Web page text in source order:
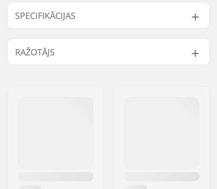
SPECIFIKĀCIJAS
Height x Width x
Depth:
42 x 27 x 12 cm
Svars:
575g
RAŽOTĀJS